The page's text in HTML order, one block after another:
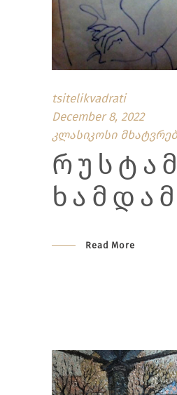
tsitelikvadrati
December 8, 2022
კლასიკოსი
ᲠᲣᲡᲢᲐᲛ
Read More